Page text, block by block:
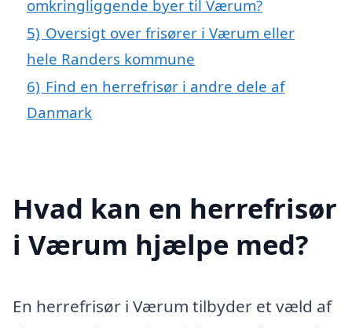
omkringliggende byer til Værum?
5) Oversigt over frisører i Værum eller
hele Randers kommune
6) Find en herrefrisør i andre dele af
Danmark
Hvad kan en herrefrisør
i Værum hjælpe med?
En herrefrisør i Værum tilbyder et væld af